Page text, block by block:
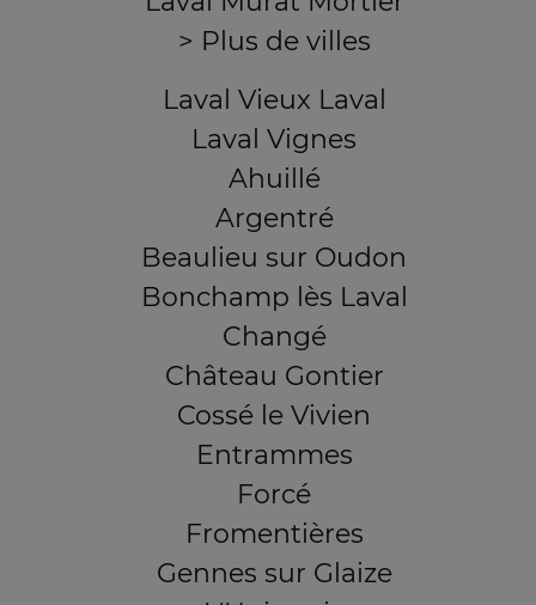
> Plus de villes
Laval Vieux Laval
Laval Vignes
Ahuillé
Argentré
Beaulieu sur Oudon
Bonchamp lès Laval
Changé
Château Gontier
Cossé le Vivien
Entrammes
Forcé
Fromentières
Gennes sur Glaize